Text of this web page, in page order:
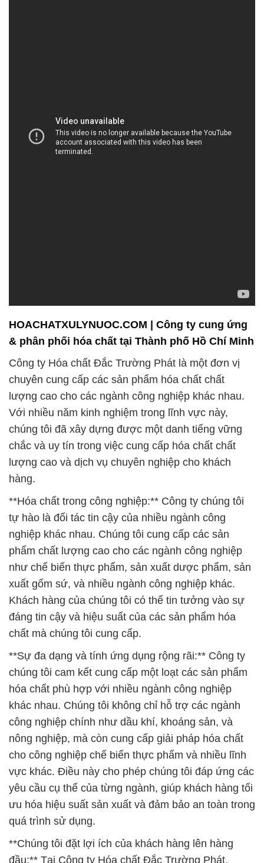
Công ty Hóa chất Đắc Trường Phát là một đơn vị
chuyên cung cấp các sản phẩm hóa chất chất
lượng cao cho các ngành công nghiệp khác nhau.
Với nhiều năm kinh nghiệm trong lĩnh vực này,
chúng tôi đã xây dựng được một danh tiếng vững
chắc và uy tín trong việc cung cấp hóa chất chất
lượng cao và dịch vụ chuyên nghiệp cho khách
hàng.
**Hóa chất trong công nghiệp:** Công ty chúng tôi
tự hào là đối tác tin cậy của nhiều ngành công
nghiệp khác nhau. Chúng tôi cung cấp các sản
phẩm chất lượng cao cho các ngành công nghiệp
như chế biến thực phẩm, sản xuất dược phẩm, sản
xuất gốm sứ, và nhiều ngành công nghiệp khác.
Khách hàng của chúng tôi có thể tin tưởng vào sự
đáng tin cậy và hiệu suất của các sản phẩm hóa
chất mà chúng tôi cung cấp.
**Sự đa dạng và tính ứng dụng rộng rãi:** Công ty
chúng tôi cam kết cung cấp một loạt các sản phẩm
hóa chất phù hợp với nhiều ngành công nghiệp
khác nhau. Chúng tôi không chỉ hỗ trợ các ngành
công nghiệp chính như dầu khí, khoáng sản, và
nông nghiệp, mà còn cung cấp giải pháp hóa chất
cho công nghiệp chế biến thực phẩm và nhiều lĩnh
vực khác. Điều này cho phép chúng tôi đáp ứng các
yêu cầu cụ thể của từng ngành, giúp khách hàng tối
ưu hóa hiệu suất sản xuất và đảm bảo an toàn trong
quá trình sử dụng.
**Chúng tôi đặt lợi ích của khách hàng lên hàng
đầu:** Tại Công ty Hóa chất Đắc Trường Phát,
chúng tôi luôn đặt lợi ích của khách hàng lên hàng
đầu. Chúng tôi hiểu rằng sự thành công của khách
hàng chính là thành công của chúng tôi. Để đảm
bảo điều này, chúng tôi không chỉ cung cấp sản